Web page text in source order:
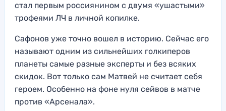
стал первым россиянином с двумя «ушастыми»
трофеями ЛЧ в личной копилке.
Сафонов уже точно вошел в историю. Сейчас его
называют одним из сильнейших голкиперов
планеты самые разные эксперты и без всяких
скидок. Вот только сам Матвей не считает себя
героем. Особенно на фоне нуля сейвов в матче
против «Арсенала».